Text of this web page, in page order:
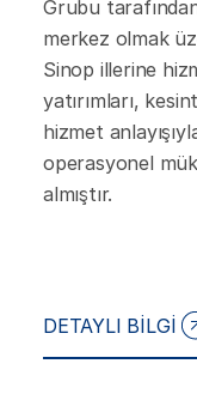
Grubu
merkez olmak
Sinop illerine
yatırımları,
hizmet
operasyonel
almıştır.
DETAYLI BİLGİ